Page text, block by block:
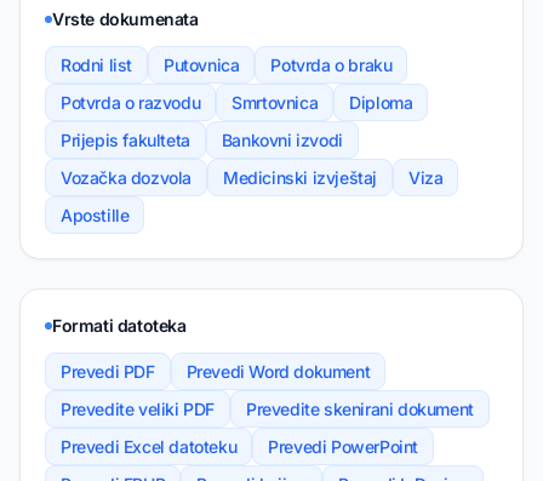
Vrste dokumenata
Rodni list Putovnica
Potvrda o braku
Potvrda o razvodu
Smrtovnica
Diploma
Prijepis fakulteta
Bankovni izvodi
Vozačka dozvola
Medicinski izvještaj
Viza
Apostille
Formati datoteka
Prevedi PDF
Prevedi Word dokument
Prevedite veliki PDF
Prevedite skenirani dokument
Prevedi Excel datoteku
Prevedi PowerPoint